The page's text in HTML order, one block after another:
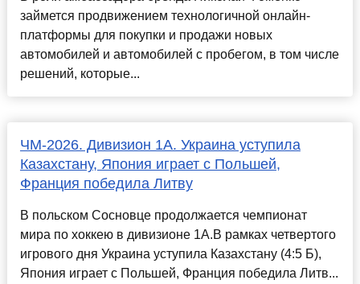
займется продвижением технологичной онлайн-
платформы для покупки и продажи новых
автомобилей и автомобилей с пробегом, в том числе
решений, которые...
ЧМ-2026. Дивизион 1А. Украина уступила
Казахстану, Япония играет с Польшей,
Франция победила Литву
В польском Сосновце продолжается чемпионат
мира по хоккею в дивизионе 1А.В рамках четвертого
игрового дня Украина уступила Казахстану (4:5 Б),
Япония играет с Польшей, Франция победила Литв...